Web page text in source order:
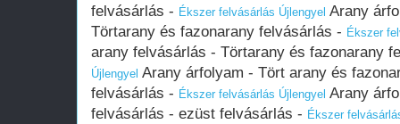
felvásárlás - Ékszer felvásárlás Újlengyel Arany
Törtarany és fazonarany felvásárlás - Ékszer
arany felvásárlás - Törtarany és fazonarany
Újlengyel Arany árfolyam - Tört arany és
felvásárlás - Ékszer felvásárlás Újlengyel Arany
felvásárlás - ezüst felvásárlás - Ékszer